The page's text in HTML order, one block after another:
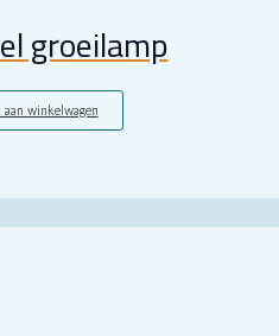
groeilamp
aan winkelwagen